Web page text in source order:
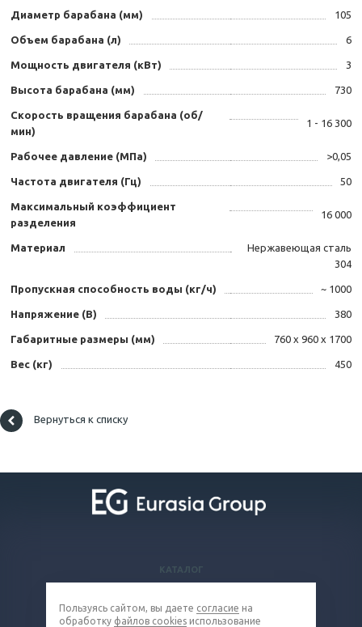
Диаметр барабана (мм) 105
Объем барабана (л) 6
Мощность двигателя (кВт) 3
Высота барабана (мм) 730
Скорость вращения барабана (об/
мин)
1 - 16 300
Рабочее давление (МПа) >0,05
Частота двигателя (Гц) 50
Максимальный коэффициент
разделения
16 000
Материал
Нержавеющая сталь
304
Пропускная способность воды (кг/ч) ~ 1000
Напряжение (В) 380
Габаритные размеры (мм) 760 х 960 х 1700
Вес (кг) 450
Вернуться к списку
КАТАЛОГ
КОМПАНИЯ
Пользуясь сайтом, вы даете согласие на
обработку файлов cookies использование